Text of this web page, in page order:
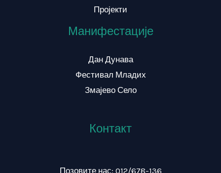
Пројекти
Манифестације
Дан Дунава
Фестивал Младих
Змајево Село
Контакт
Позовите нас: 012/678-136